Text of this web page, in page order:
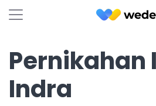
Pernikahan
Indra